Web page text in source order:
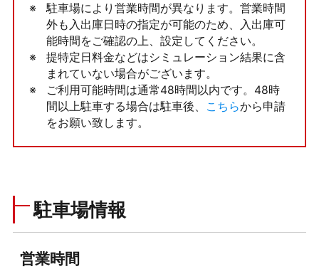
駐車場により営業時間が異なります。営業時間
外も入出庫日時の指定が可能のため、入出庫可
能時間をご確認の上、設定してください。
提特定日料金などはシミュレーション結果に含
まれていない場合がございます。
ご利用可能時間は通常48時間以内です。48時
間以上駐車する場合は駐車後、
こちらから申請
をお願い致します。
駐車場情報
営業時間